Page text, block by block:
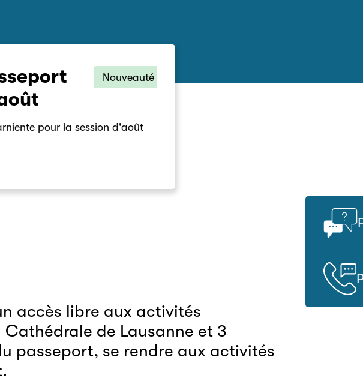
Nouveauté
pour la session d'août
accès libre aux activités
Cathédrale de Lausanne et 3
passeport, se rendre aux activités